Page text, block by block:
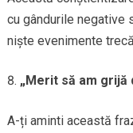
cu gândurile negative
niște evenimente
„Merit să am grijă
A-ți aminti această